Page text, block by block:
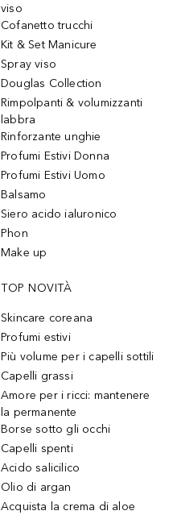
viso
Cofanetto trucchi
Kit & Set Manicure
Spray viso
Douglas Collection
Rimpolpanti & volumizzanti
labbra
Rinforzante unghie
Profumi Estivi Donna
Profumi Estivi Uomo
Balsamo
Siero acido ialuronico
Phon
Make up
TOP NOVITÀ
Skincare coreana
Profumi estivi
Più volume per i capelli sottili
Capelli grassi
Amore per i ricci: mantenere
la permanente
Borse sotto gli occhi
Capelli spenti
Acido salicilico
Olio di argan
Acquista la crema di aloe